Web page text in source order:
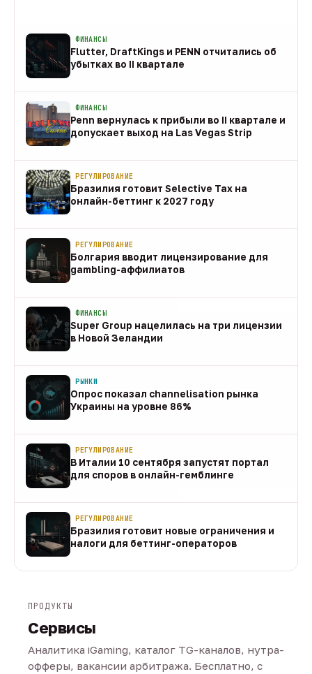
ФИНАНСЫ
Flutter, DraftKings и PENN отчитались об
убытках во II квартале
ФИНАНСЫ
Penn вернулась к прибыли во II квартале и
допускает выход на Las Vegas Strip
РЕГУЛИРОВАНИЕ
Бразилия готовит Selective Tax на
онлайн-беттинг к 2027 году
РЕГУЛИРОВАНИЕ
Болгария вводит лицензирование для
gambling-аффилиатов
ФИНАНСЫ
Super Group нацелилась на три лицензии
в Новой Зеландии
РЫНКИ
Опрос показал channelisation рынка
Украины на уровне 86%
РЕГУЛИРОВАНИЕ
В Италии 10 сентября запустят портал
для споров в онлайн-гемблинге
РЕГУЛИРОВАНИЕ
Бразилия готовит новые ограничения и
налоги для беттинг-операторов
ПРОДУКТЫ
Сервисы
Аналитика iGaming, каталог TG-каналов, нутра-
офферы, вакансии арбитража. Бесплатно, с